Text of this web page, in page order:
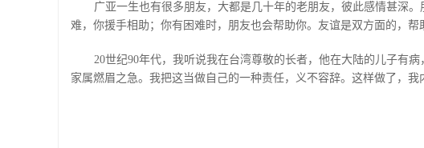
广亚一生也有很多朋友，大都是几十年的老朋友，彼此感情甚深
难，你援手相助；你有困难时，朋友也会帮助你。友谊是双方面的，帮
20世纪90年代，我听说我在台湾尊敬的长者，他在大陆的儿子有
家属燃眉之急。我把这当做自己的一种责任，义不容辞。这样做了，